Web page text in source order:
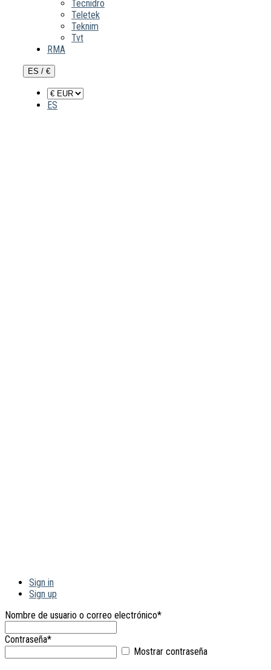
Tecnidro
Teletek
Teknim
Tvt
RMA
ES / €
ES
Sign in
Sign up
Nombre de usuario o correo electrónico*
Contraseña*
Mostrar contraseña